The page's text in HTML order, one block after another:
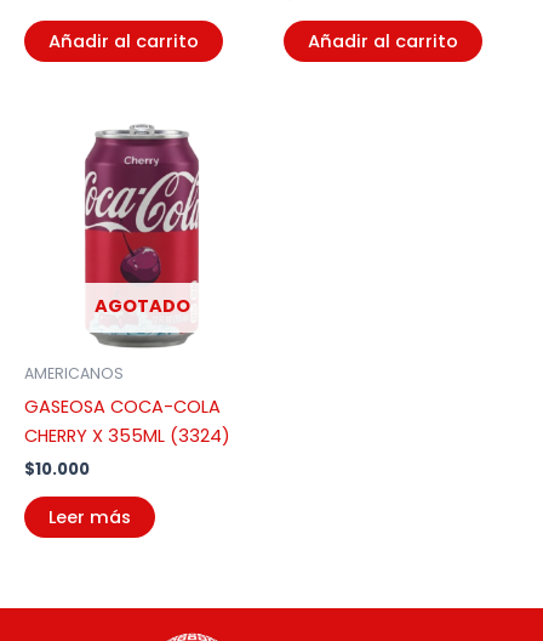
Añadir al carrito Añadir al carrito
AGOTADO
AMERICANOS
GASEOSA COCA-COLA
CHERRY X 355ML (3324)
$10.000
Leer más